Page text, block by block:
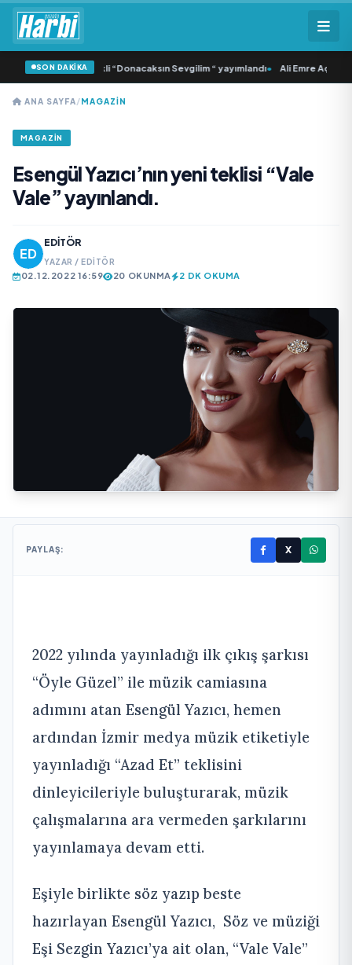
SON DAKİKA
Samlı ‘dan İkinci Tekli “Donacaksın Sevgilim “ yayımlandı• Ali Emre Açıkgöz
ANA SAYFA/MAGAZİN
MAGAZİN
Esengül Yazıcı’nın yeni teklisi “Vale
Vale” yayınlandı.
EDITÖR
YAZAR / EDITÖR
02.12.2022 16:59 20 OKUNMA 2 DK OKUMA
PAYLAŞ: X
2022 yılında yayınladığı ilk çıkış şarkısı
“Öyle Güzel” ile müzik camiasına
adımını atan Esengül Yazıcı, hemen
ardından İzmir medya müzik etiketiyle
yayınladığı “Azad Et” teklisini
dinleyicileriyle buluşturarak, müzik
çalışmalarına ara vermeden şarkılarını
yayınlamaya devam etti.
Eşiyle birlikte söz yazıp beste
hazırlayan Esengül Yazıcı, Söz ve müziği
Eşi Sezgin Yazıcı’ya ait olan, “Vale Vale”